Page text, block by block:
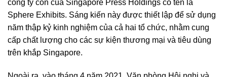
công ty con của Singapore Press Holdings có tên là
Sphere Exhibits. Sáng kiến ​​này được thiết lập để sử dụng
năm thập kỷ kinh nghiệm của cả hai tổ chức, nhằm cung
cấp chất lượng cho các sự kiện thương mại và tiêu dùng
trên khắp Singapore.